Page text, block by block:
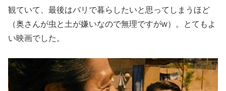
観ていて、最後はバリで暮らしたいと思ってしまうほど
（奥さんが虫と土が嫌いなので無理ですがw）。とてもよ
い映画でした。